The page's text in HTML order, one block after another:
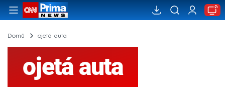
Domů ojetá auta
ojetá auta